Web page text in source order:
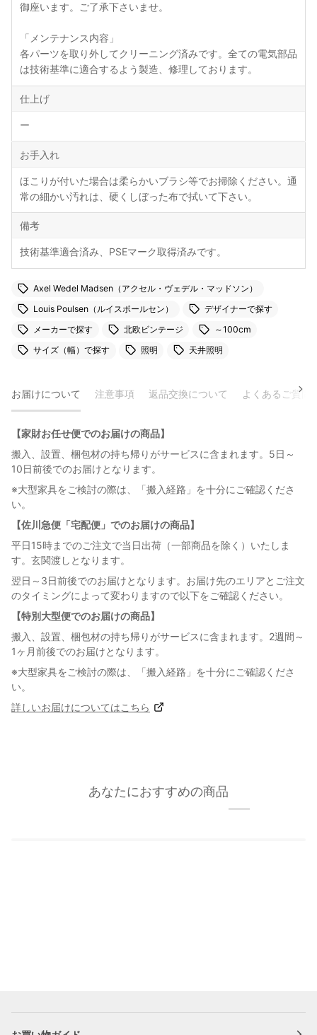
御座います。ご了承下さいませ。
「メンテナンス内容」
各パーツを取り外してクリーニング済みです。全ての電気部品
は技術基準に適合するよう製造、修理しております。
仕上げ
ー
お手入れ
ほこりが付いた場合は柔らかいブラシ等でお掃除ください。通
常の細かい汚れは、硬くしぼった布で拭いて下さい。
備考
技術基準適合済み、PSEマーク取得済みです。
Axel Wedel Madsen（アクセル・ヴェデル・マッドソン）
Louis Poulsen（ルイスポールセン）
デザイナーで探す
メーカーで探す
北欧ビンテージ
～100cm
サイズ（幅）で探す
照明 天井照明
お届けについて 注意事項 返品交換について よくあるご質問
【家財お任せ便でのお届けの商品】
搬入、設置、梱包材の持ち帰りがサービスに含まれます。5日～
10日前後でのお届けとなります。
※大型家具をご検討の際は、「搬入経路」を十分にご確認くださ
い。
【佐川急便「宅配便」でのお届けの商品】
平日15時までのご注文で当日出荷（一部商品を除く）いたしま
す。玄関渡しとなります。
翌日～3日前後でのお届けとなります。お届け先のエリアとご注文
のタイミングによって変わりますので以下をご確認ください。
【特別大型便でのお届けの商品】
搬入、設置、梱包材の持ち帰りがサービスに含まれます。2週間～
1ヶ月前後でのお届けとなります。
※大型家具をご検討の際は、「搬入経路」を十分にご確認くださ
い。
詳しいお届けについてはこちら
あなたにおすすめの商品